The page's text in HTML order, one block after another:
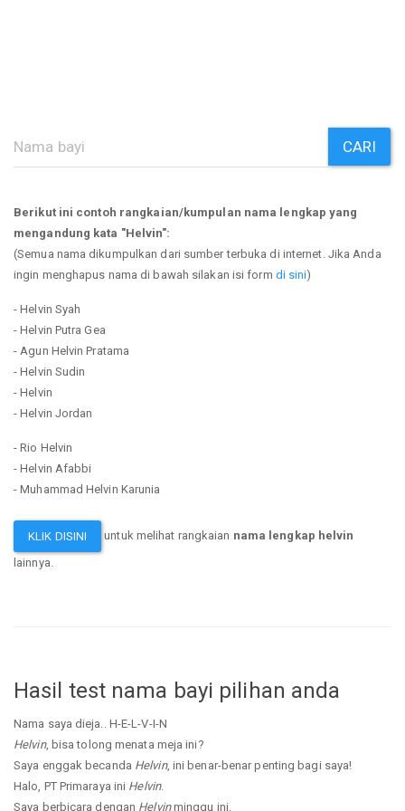
CARI
Berikut ini contoh rangkaian/kumpulan nama lengkap yang
mengandung kata "Helvin":
(Semua nama dikumpulkan dari sumber terbuka di internet. Jika Anda
ingin menghapus nama di bawah silakan isi form di sini)
- Helvin Syah
- Helvin Putra Gea
- Agun Helvin Pratama
- Helvin Sudin
- Helvin
- Helvin Jordan
- Rio Helvin
- Helvin Afabbi
- Muhammad Helvin Karunia
KLIK DISINI untuk melihat rangkaian nama lengkap helvin
lainnya.
Hasil test nama bayi pilihan anda
Nama saya dieja.. H-E-L-V-I-N
Helvin, bisa tolong menata meja ini?
Saya enggak becanda Helvin, ini benar-benar penting bagi saya!
Halo, PT Primaraya ini Helvin.
Saya berbicara dengan Helvinminggu ini.